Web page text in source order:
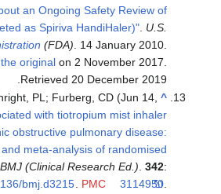
an Ongoing Safety Review of
as Spiriva HandiHaler)" U.S.
(FDA) . 14 January 2010.
the original on 2 November 2017
Retrieved 20 December 2019
^
PL; Furberg, CD (Jun 14,
with tiotropium mist inhaler
obstructive pulmonary disease:
meta-analysis of randomised
BMJ (Clinical Research Ed.).342:
bmj.d3215. PMC 3114950.